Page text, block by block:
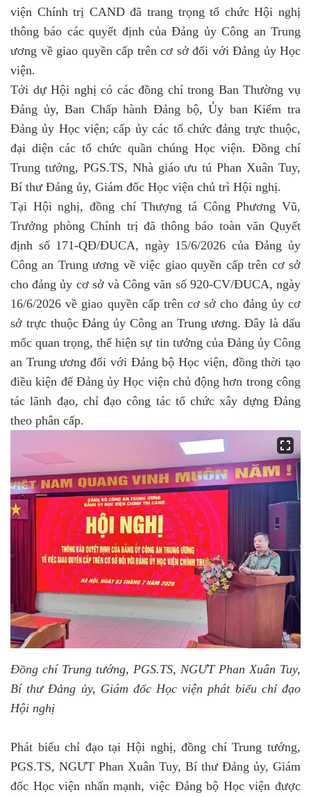
viện Chính trị CAND đã trang trọng tổ chức Hội nghị
thông báo các quyết định của Đảng ủy Công an Trung
ương về giao quyền cấp trên cơ sở đối với Đảng ủy Học
viện.
Tới dự Hội nghị có các đồng chí trong Ban Thường vụ
Đảng ủy, Ban Chấp hành Đảng bộ, Ủy ban Kiểm tra
Đảng ủy Học viện; cấp ủy các tổ chức đảng trực thuộc,
đại diện các tổ chức quần chúng Học viện. Đồng chí
Trung tướng, PGS.TS, Nhà giáo ưu tú Phan Xuân Tuy,
Bí thư Đảng ủy, Giám đốc Học viện chủ trì Hội nghị.
Tại Hội nghị, đồng chí Thượng tá Công Phương Vũ,
Trưởng phòng Chính trị đã thông báo toàn văn Quyết
định số 171-QĐ/ĐUCA, ngày 15/6/2026 của Đảng ủy
Công an Trung ương về việc giao quyền cấp trên cơ sở
cho đảng ủy cơ sở và Công văn số 920-CV/ĐUCA, ngày
16/6/2026 về giao quyền cấp trên cơ sở cho đảng ủy cơ
sở trực thuộc Đảng ủy Công an Trung ương. Đây là dấu
mốc quan trọng, thể hiện sự tin tưởng của Đảng ủy Công
an Trung ương đối với Đảng bộ Học viện, đồng thời tạo
điều kiện để Đảng ủy Học viện chủ động hơn trong công
tác lãnh đạo, chỉ đạo công tác tổ chức xây dựng Đảng
theo phân cấp.
Đồng chí Trung tướng, PGS.TS, NGƯT Phan Xuân Tuy,
Bí thư Đảng ủy, Giám đốc Học viện phát biểu chỉ đạo
Hội nghị
Phát biểu chỉ đạo tại Hội nghị, đồng chí Trung tướng,
PGS.TS, NGƯT Phan Xuân Tuy, Bí thư Đảng ủy, Giám
đốc Học viện nhấn mạnh, việc Đảng bộ Học viện được